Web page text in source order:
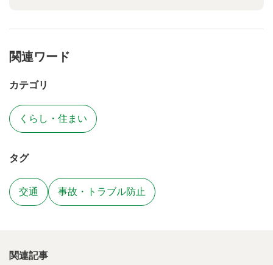
関連ワード
カテゴリ
くらし・住まい
タグ
交通 事故・トラブル防止
関連記事